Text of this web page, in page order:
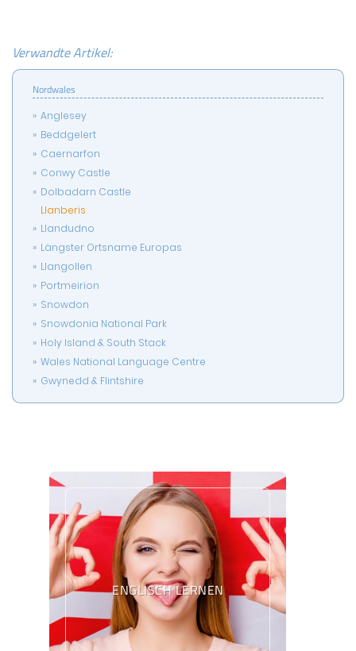
Verwandte Artikel:
Nordwales
Anglesey
Beddgelert
Caernarfon
Conwy Castle
Dolbadarn Castle
Llanberis
Llandudno
Längster Ortsname Europas
Llangollen
Portmeirion
Snowdon
Snowdonia National Park
Holy Island & South Stack
Wales National Language Centre
Gwynedd & Flintshire
ENGLISCH LERNEN